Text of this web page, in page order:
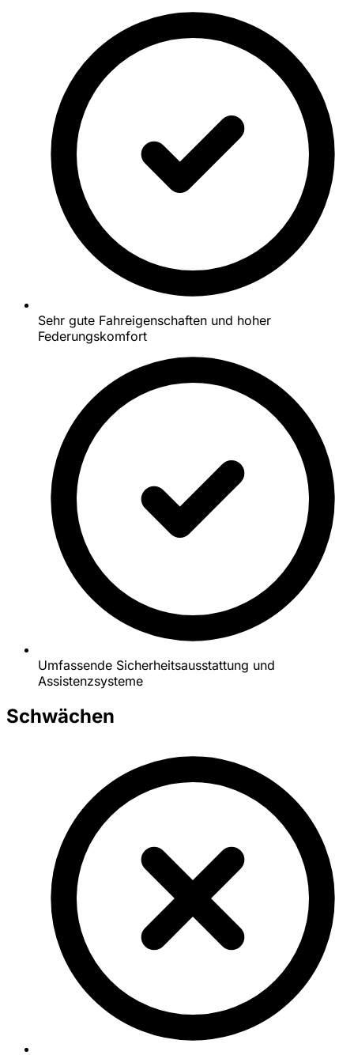
Sehr gute Fahreigenschaften und hoher
Federungskomfort
Umfassende Sicherheitsausstattung und
Assistenzsysteme
Schwächen